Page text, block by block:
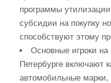
программы
субсидии на покупку
способствуют этому
Основные игроки
Петербурге включают
автомобильные марки,